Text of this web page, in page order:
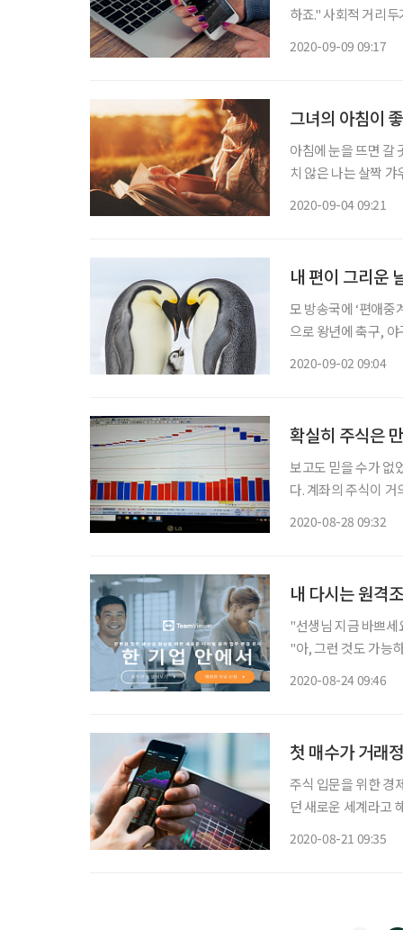
하죠." 사회적 거리두기가 2.5단계로 격상되면서 경제스터디도 비대면으로 하고 있다. 이제
2020-09-09 09:17
그녀의 아침이
아침에 눈을 뜨면 갈
치 않은 나는 살짝
2020-09-04 09:21
내 편이 그리운
모 방송국에 ‘편애
으로 왕년에 축구,
2020-09-02 09:04
확실히 주식은
보고도 믿을 수가 없
다. 계좌의 주식이
2020-08-28 09:32
내 다시는 원격
"선생님 지금 바쁘
"아, 그런 것도 가능하세요? 저야 고맙죠~"
2020-08-24 09:46
첫 매수가 거래
주식 입문을 위한 경
던 새로운 세계라고
2020-08-21 09:35